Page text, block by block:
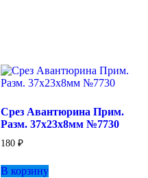
Срез Авантюрина Прим.
Разм. 37х23х8мм №7730
180 ₽
В корзину